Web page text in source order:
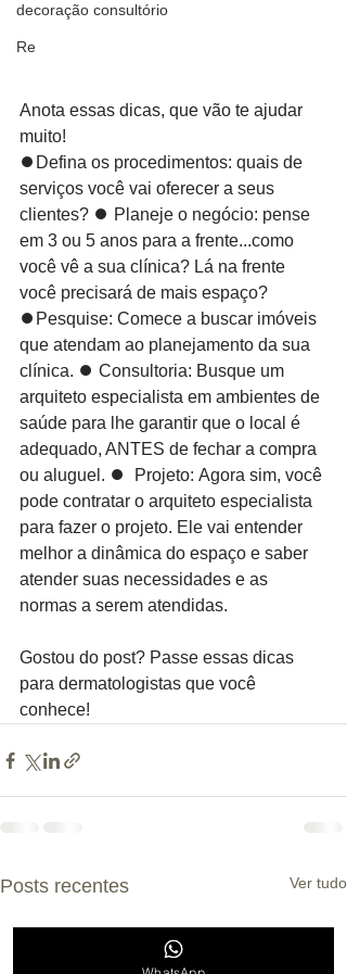
decoração consultório
Re
Anota essas dicas, que vão te ajudar
muito!
⏺Defina os procedimentos: quais de
serviços você vai oferecer a seus
clientes? ⏺ Planeje o negócio: pense
em 3 ou 5 anos para a frente...como
você vê a sua clínica? Lá na frente
você precisará de mais espaço?
⏺Pesquise: Comece a buscar imóveis
que atendam ao planejamento da sua
clínica. ⏺ Consultoria: Busque um
arquiteto especialista em ambientes de
saúde para lhe garantir que o local é
adequado, ANTES de fechar a compra
ou aluguel. ⏺  Projeto: Agora sim, você
pode contratar o arquiteto especialista
para fazer o projeto. Ele vai entender
melhor a dinâmica do espaço e saber
atender suas necessidades e as
normas a serem atendidas.
Gostou do post? Passe essas dicas
para dermatologistas que você
conhece!
Posts recentes Ver tudo